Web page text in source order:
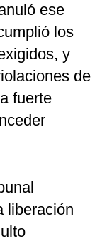
ese
los
y
de
fuerte
liberación